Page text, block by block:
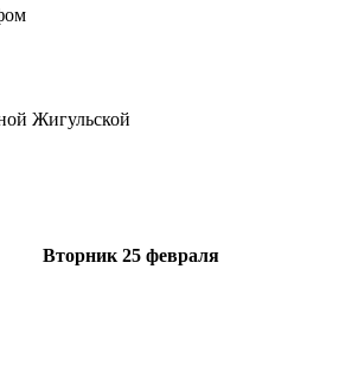
Жигульской
Вторник 25 февраля